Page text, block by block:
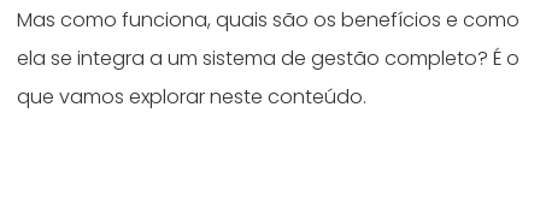
Mas como funciona, quais são os benefícios e como
ela se integra a um sistema de gestão completo? É o
que vamos explorar neste conteúdo.